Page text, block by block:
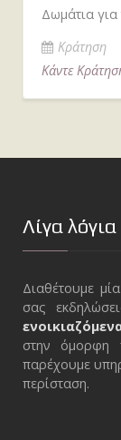
Δωμάτια
Κράτηση
Κάντε
Λίγα
Διαθέτουμε μία
σας
στην όμορφη
παρέχουμε
περίσταση.